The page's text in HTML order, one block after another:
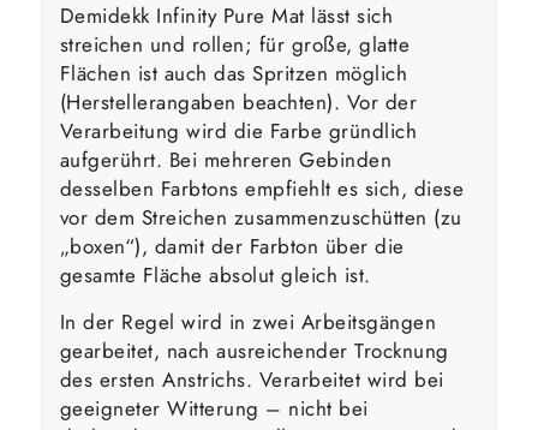
Demidekk Infinity Pure Mat lässt sich
streichen und rollen; für große, glatte
Flächen ist auch das Spritzen möglich
(Herstellerangaben beachten). Vor der
Verarbeitung wird die Farbe gründlich
aufgerührt. Bei mehreren Gebinden
desselben Farbtons empfiehlt es sich, diese
vor dem Streichen zusammenzuschütten (zu
„boxen“), damit der Farbton über die
gesamte Fläche absolut gleich ist.
In der Regel wird in zwei Arbeitsgängen
gearbeitet, nach ausreichender Trocknung
des ersten Anstrichs. Verarbeitet wird bei
geeigneter Witterung – nicht bei